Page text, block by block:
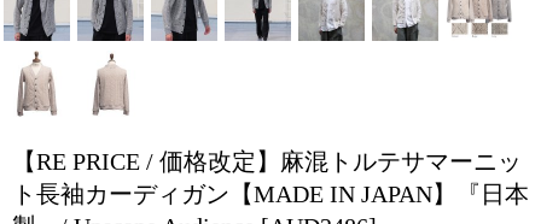
【RE PRICE / 価格改定】麻混トルテサマーニッ
ト長袖カーディガン【MADE IN JAPAN】『日本